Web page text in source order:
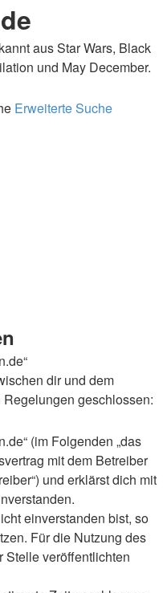
aus Star Wars, Black
und May December.
Erweiterte Suche
dir und dem
geschlossen:
(im Folgenden „das
mit dem Betreiber
und erklärst dich mit
einverstanden bist, so
Für die Nutzung des
Stelle veröffentlichten